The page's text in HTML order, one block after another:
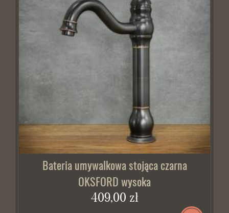
Bateria umywalkowa stojąca czarna
OKSFORD wysoka
409,00 zł